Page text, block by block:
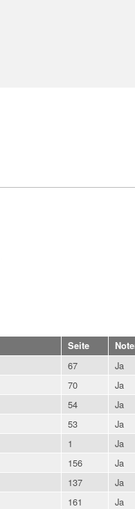
Seite
67 Ja
70 Ja
54 Ja
53 Ja
1 Ja
156 Ja
137 Ja
161 Ja